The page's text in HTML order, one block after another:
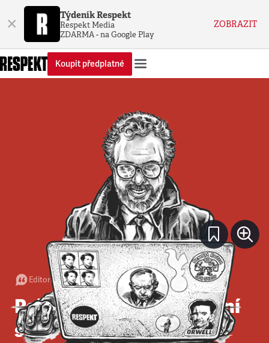
× Týdeník Respekt
Respekt Media
ZDARMA - na Google Play
ZOBRAZIT
Koupit předplatné
Editorial•9. 12. 2023 •3minuty
Pellegrini likviduje právní
stát